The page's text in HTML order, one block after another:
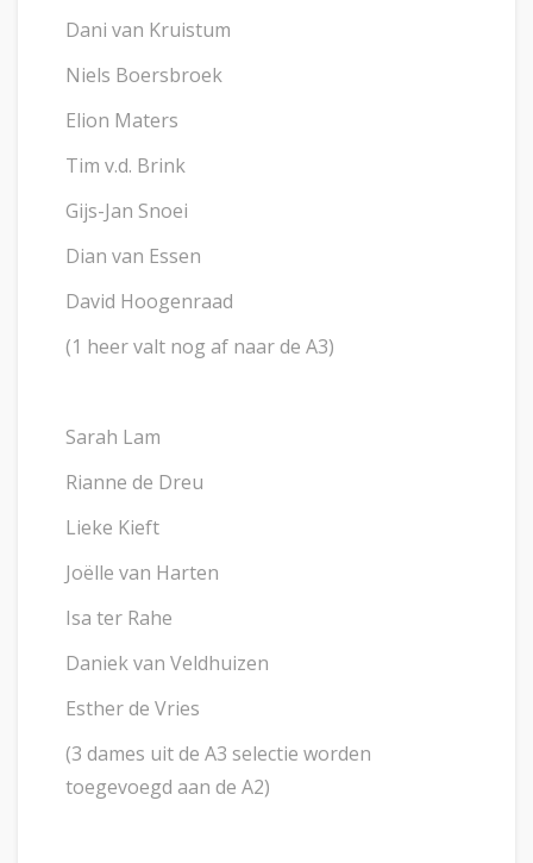
Dani van Kruistum
Niels Boersbroek
Elion Maters
Tim v.d. Brink
Gijs-Jan Snoei
Dian van Essen
David Hoogenraad
(1 heer valt nog af naar de A3)
Sarah Lam
Rianne de Dreu
Lieke Kieft
Joëlle van Harten
Isa ter Rahe
Daniek van Veldhuizen
Esther de Vries
(3 dames uit de A3 selectie worden
toegevoegd aan de A2)